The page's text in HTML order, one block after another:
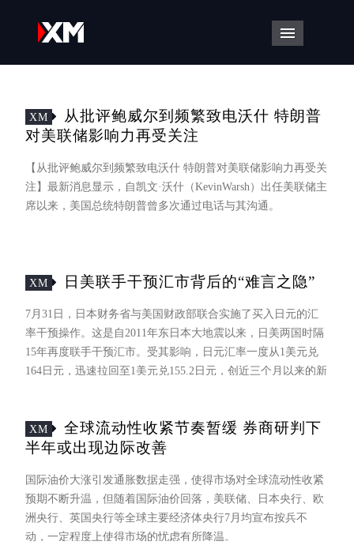
XM
从批评鲍威尔到频繁致电沃什 特朗普
对美联储影响力再受关注
【从批评鲍威尔到频繁致电沃什 特朗普对美联储影响力再受关
注】最新消息显示，自凯文·沃什（KevinWarsh）出任美联储主
席以来，美国总统特朗普曾多次通过电话与其沟通。
XM 日美联手干预汇市背后的“难言之隐”
7月31日，日本财务省与美国财政部联合实施了买入日元的汇
率干预操作。这是自2011年东日本大地震以来，日美两国时隔
15年再度联手干预汇市。受其影响，日元汇率一度从1美元兑
164日元，迅速拉回至1美元兑155.2日元，创近三个月以来的新
避免美国国债问题发生重大危机。
XM
全球流动性收紧节奏暂缓 券商研判下
半年或出现边际改善
国际油价大涨引发通胀数据走强，使得市场对全球流动性收紧
预期不断升温，但随着国际油价回落，美联储、日本央行、欧
洲央行、英国央行等全球主要经济体央行7月均宣布按兵不
动，一定程度上使得市场的忧虑有所降温。